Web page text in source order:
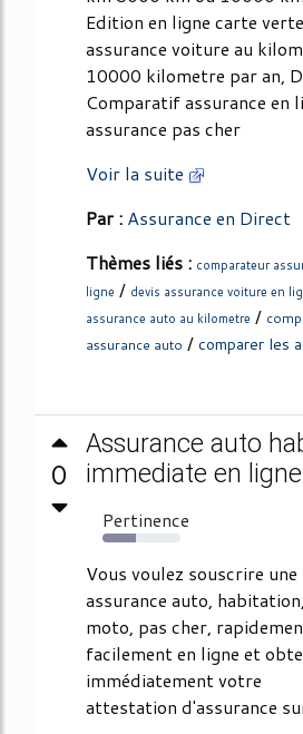
Edition en ligne carte verte
assurance voiture au
10000 kilometre par an,
Comparatif assurance en
assurance pas cher
Voir la suite
Par : Assurance en Direct
Thèmes liés : comparateur
ligne / devis assurance voiture en
assurance auto au kilometre /
assurance auto / comparer les
0
Assurance auto
immediate en ligne
Pertinence
43%
Vous voulez souscrire une
assurance auto, habitation,
moto, pas cher,
facilement en ligne et
immédiatement votre
attestation d'assurance